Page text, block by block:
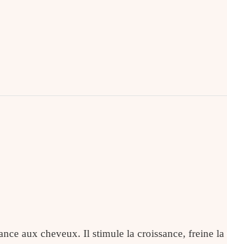
aux cheveux. Il stimule la croissance, freine